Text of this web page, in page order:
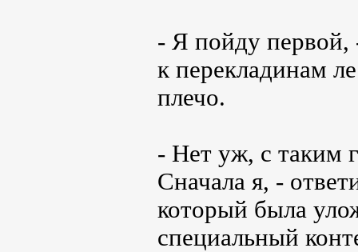
- Я пойду первой,
к перекладинам
плечо.
- Нет уж, с таким
Сначала я, -
который была
специальный